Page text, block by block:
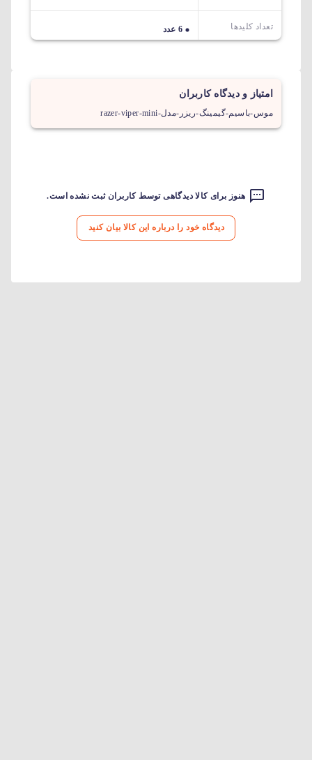
تعداد کلیدها 6 عدد
امتیاز و دیدگاه کاربران
موس-باسیم-گیمینگ-ریزر-مدل-razer-viper-mini
هنوز برای کالا دیدگاهی توسط کاربران ثبت نشده است.
دیدگاه خود را درباره این کالا بیان کنید